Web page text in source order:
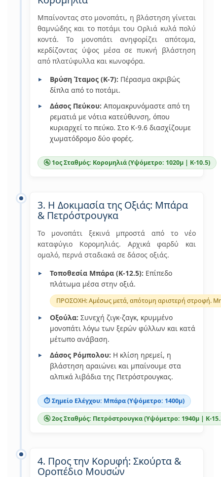
Μπαίνοντας στο μονοπάτι, η βλάστηση γίνεται
θαμνώδης και το ποτάμι του Ορλιά κυλά πολύ
κοντά. Το μονοπάτι ανηφορίζει απότομα,
κερδίζοντας ύψος μέσα σε πυκνή βλάστηση
από πλατύφυλλα και κωνοφόρα.
Βρύση Ίταμος (Κ-7): Πέρασμα ακριβώς
δίπλα από το ποτάμι.
Δάσος Πεύκου: Απομακρυνόμαστε από τη
ρεματιά με νότια κατεύθυνση, όπου
κυριαρχεί το πεύκο. Στο Κ-9.6 διασχίζουμε
χωματόδρομο δύο φορές.
🚰 1ος Σταθμός: Κορομηλιά (Υψόμετρο: 1020μ | Κ-10.5)
3. Η Δοκιμασία της Οξιάς: Μπάρα
& Πετρόστρουγκα
Το μονοπάτι ξεκινά μπροστά από το νέο
καταφύγιο Κορομηλιάς. Αρχικά φαρδύ και
ομαλό, περνά σταδιακά σε δάσος οξιάς.
Τοποθεσία Μπάρα (Κ-12.5): Επίπεδο
πλάτωμα μέσα στην οξιά.
ΠΡΟΣΟΧΗ: Αμέσως μετά, απότομη αριστερή στροφή.
Οξούλα: Συνεχή ζιγκ-ζαγκ, κρυμμένο
μονοπάτι λόγω των ξερών φύλλων και κατά
μέτωπο ανάβαση.
Δάσος Ρόμπολου: Η κλίση ηρεμεί, η
βλάστηση αραιώνει και μπαίνουμε στα
αλπικά λιβάδια της Πετρόστρουγκας.
⏱️ Σημείο Ελέγχου: Μπάρα (Υψόμετρο: 1400μ)
🚰 2ος Σταθμός: Πετρόστρουγκα (Υψόμετρο: 1940μ | Κ-
4. Προς την Κορυφή: Σκούρτα &
Οροπέδιο Μουσών